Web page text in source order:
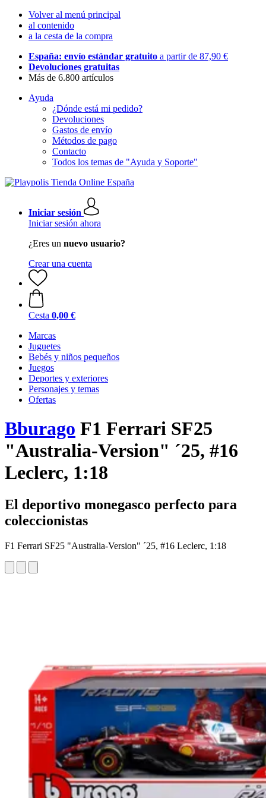
Volver al menú principal
al contenido
a la cesta de la compra
España: envío estándar gratuito a partir de 87,90 €
Devoluciones gratuitas
Más de 6.800 artículos
Ayuda
¿Dónde está mi pedido?
Devoluciones
Gastos de envío
Métodos de pago
Contacto
Todos los temas de "Ayuda y Soporte"
Iniciar sesión
Iniciar sesión ahora
¿Eres un nuevo usuario?
Crear una cuenta
Cesta 0,00 €
Marcas
Juguetes
Bebés y niños pequeños
Juegos
Deportes y exteriores
Personajes y temas
Ofertas
Bburago F1 Ferrari SF25
"Australia-Version" ´25, #16
Leclerc, 1:18
El deportivo monegasco perfecto para
coleccionistas
F1 Ferrari SF25 "Australia-Version" ´25, #16 Leclerc, 1:18